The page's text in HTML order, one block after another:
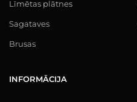
Līmētas plātnes
Sagataves
Brusas
INFORMĀCIJA